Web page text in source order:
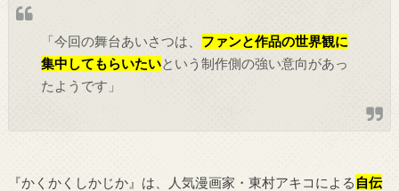
「今回の舞台あいさつは、 ファンと作品の世界観に
集中してもらいたいという制作側の強い意向があっ
たようです」
『かくかくしかじか』は、人気漫画家・東村アキコによる 自伝